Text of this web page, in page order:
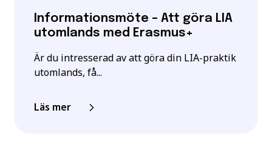
Informationsmöte – Att göra LIA
utomlands med Erasmus+
Är du intresserad av att göra din LIA-praktik
utomlands, få...
Läs mer